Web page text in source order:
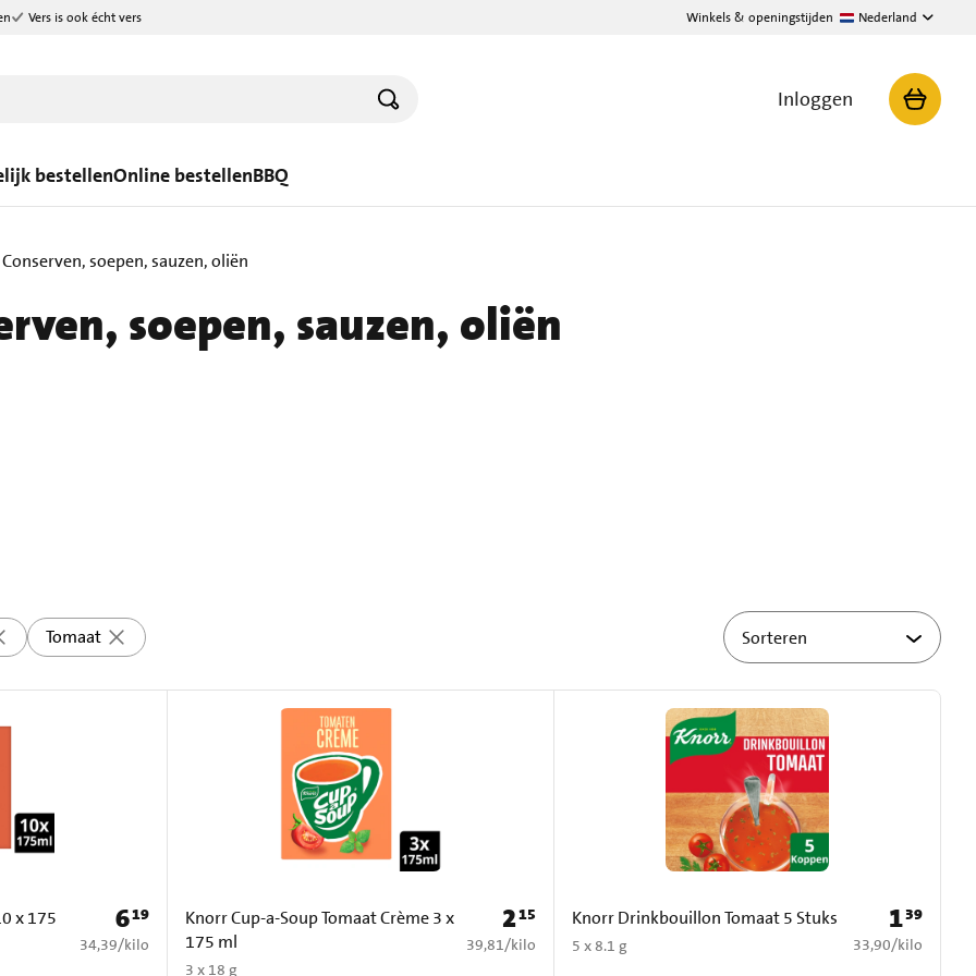
Vers is ook écht vers Winkels & openingstijden Nederland
Inloggen
bestellenOnline bestellenBBQ
Conserven, soepen, sauzen, oliën
soepen, sauzen, oliën
Tomaat
x 175 Prijs: € 6,19
619
€ 34,39 per kilo
34,39/kilo
Knorr Cup-a-Soup Tomaat Crème 3 x
175 ml
3 x 18 g
Prijs: € 2,15
215
€ 39,81 per kilo
39,81/kilo
Knorr Drinkbouillon Tomaat 5 Stuks
5 x 8.1 g
Prijs: € 1,39
139
€ 33,90 per kilo
33,90/kilo